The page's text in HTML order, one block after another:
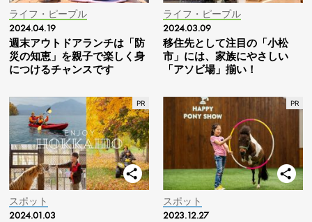
ライフ・ピープル
2024.04.19
週末アウトドアランチは「防
災の知恵」を親子で楽しく身
につけるチャンスです
ライフ・ピープル
2024.03.09
移住先として注目の「小松
市」には、家族にやさしい
「アソビ場」揃い！
スポット
2024.01.03
スポット
2023.12.27